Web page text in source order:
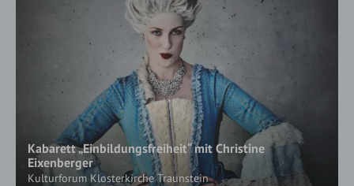
Kabarett „Einbildungsfreiheit“ mit Christine
Eixenberger
Kulturforum Klosterkirche Traunstein